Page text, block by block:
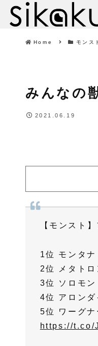
Home モンス
みんなの
2021.06.19
【モンスト
1位 モンタナ
2位 メタトロ
3位 ソロモン
4位 アロンダ
5位 ワーグナ
https://t.co/